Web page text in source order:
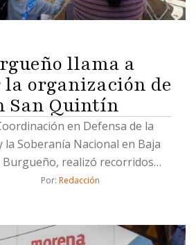
llama a
organización de
San Quintín
en Defensa de la
Soberanía Nacional en Baja
realizó recorridos
una asamblea
Por: Redacción